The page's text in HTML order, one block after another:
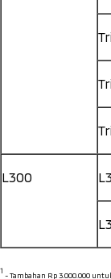
L300
1
- Tambahan Rp 3.000.000